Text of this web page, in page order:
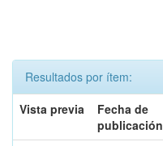
Resultados por ítem:
Vista previa
Fecha de
publicación